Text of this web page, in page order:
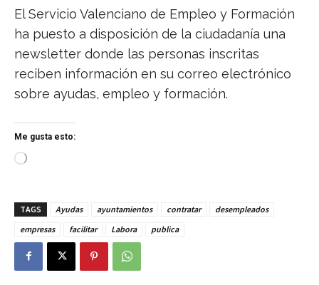
El Servicio Valenciano de Empleo y Formación
ha puesto a disposición de la ciudadanía una
newsletter donde las personas inscritas
reciben información en su correo electrónico
sobre ayudas, empleo y formación.
Me gusta esto:
C
a
o
.
TAGS Ayudas ayuntamientos contratar
desempleados
empresas
facilitar Labora publica